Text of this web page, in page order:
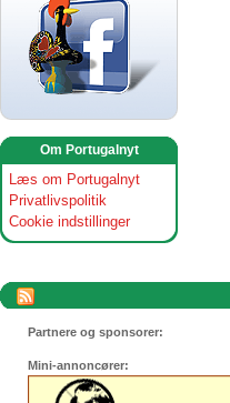
Om Portugalnyt
Læs om Portugalnyt
Privatlivspolitik
Cookie indstillinger
Partnere og sponsorer:
Mini-annoncører: